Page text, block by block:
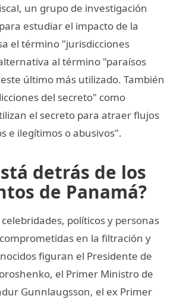
un grupo de investigación
estudiar el impacto de la
el término "jurisdicciones
al término "paraísos
último más utilizado. También
del secreto" como
el secreto para atraer flujos
e ilegítimos o abusivos".
detrás de los
de Panamá?
políticos y personas
en la filtración y
figuran el Presidente de
el Primer Ministro de
Gunnlaugsson, el ex Primer